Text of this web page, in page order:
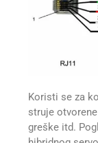
Koristi se za
struje
greške itd.